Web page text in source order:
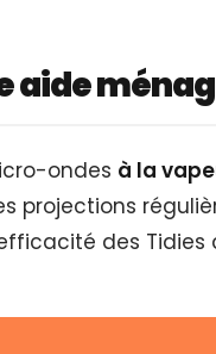
aide
ondes à la
projections
des Tidies